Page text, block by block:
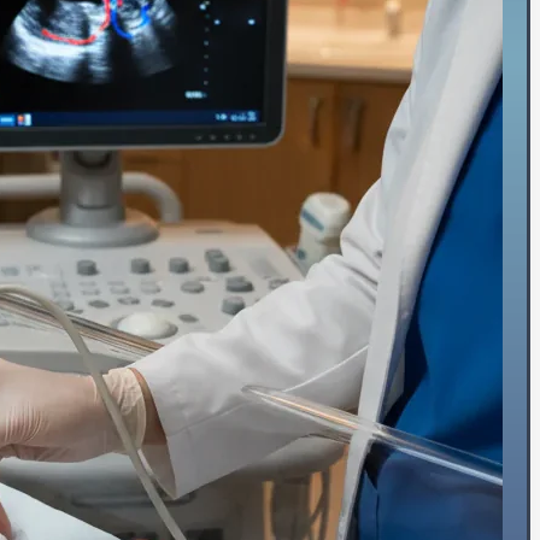
🏥حین درمان سرطان
⚖️کنترل وزن
🗓️پیش از عمل‌ها
🧠جراحی مغز و اعصاب
👴🏻قلب سالمندان
💡تشخیص
👨‍⚕️ویزیت‌تخصصی
🎚️دریچه‌ها
🧬بیماری‌های مادرزادی
⚡آریتمی‌های قلبی
💔نارسایی‌های قلبی
♨️گرفتگی عروق قلبی
💊درمان
🦵درمان واریس
🫁فشارخون ریوی
📋مدیریت درمان دارویی
🩸فشار خون